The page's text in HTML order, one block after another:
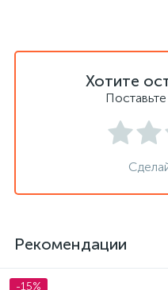
Хотите
Рекомендации
-15%